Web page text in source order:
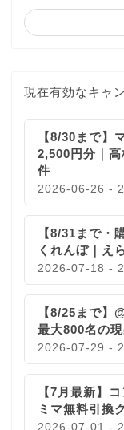
現在有効なキャ
【8/30まで】
2,500円分｜
件
2026-06-26 -
【8/31まで・
くれんぼ｜え
2026-07-18 -
【8/25まで】
最大800名の
2026-07-29 -
【7月最新】
ミマ無料引換
2026-07-01 -